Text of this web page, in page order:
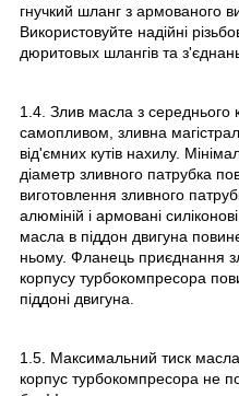
гнучкий шланг з армованого
Використовуйте надійні
дюритовых шлангів та
1.4. Злив масла з середнього
самопливом, зливна
від'ємних кутів нахилу.
діаметр зливного патрубка
виготовлення зливного
алюміній і армовані
масла в піддон двигуна
ньому. Фланець приєднання
корпусу турбокомпресора
піддоні двигуна.
1.5. Максимальний тиск
корпус турбокомпресора не